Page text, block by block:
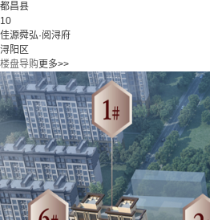
都昌县
10
佳源舜弘·阅浔府
浔阳区
楼盘导购更多>>